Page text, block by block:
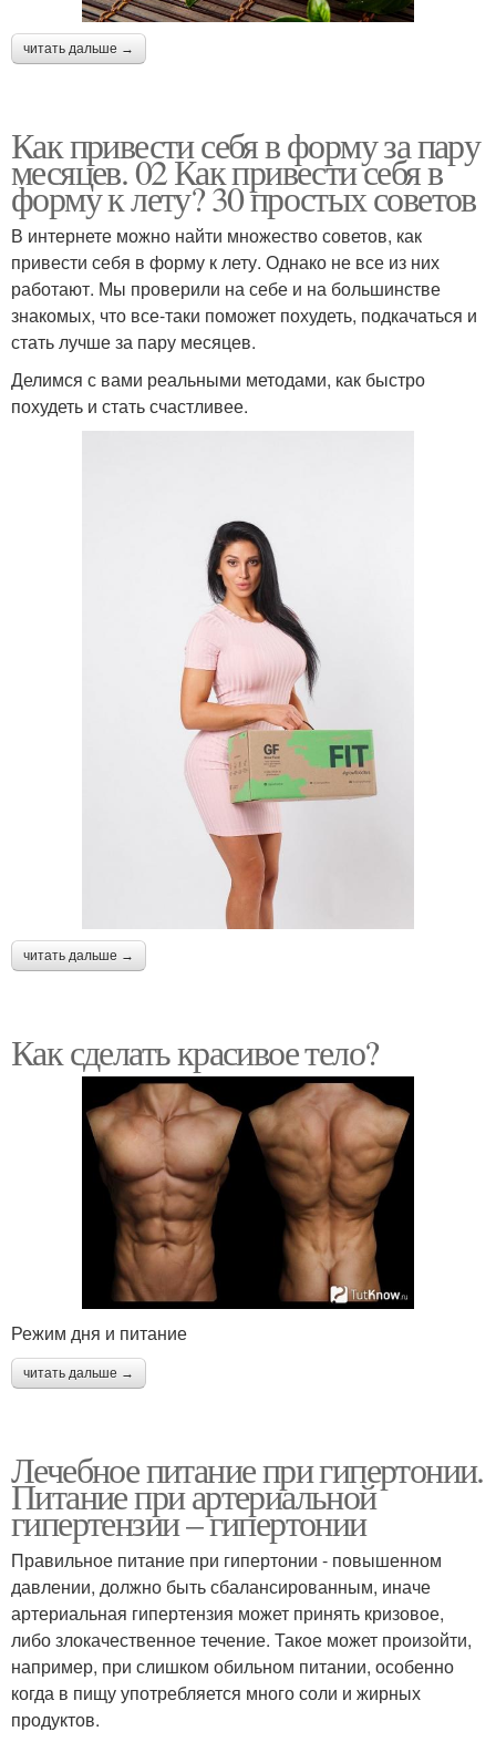
читать дальше →
Как привести себя в форму за пару
месяцев. 02 Как привести себя в
форму к лету? 30 простых советов
В интернете можно найти множество советов, как
привести себя в форму к лету. Однако не все из них
работают. Мы проверили на себе и на большинстве
знакомых, что все-таки поможет похудеть, подкачаться и
стать лучше за пару месяцев.
Делимся с вами реальными методами, как быстро
похудеть и стать счастливее.
читать дальше →
Как сделать красивое тело?
Режим дня и питание
читать дальше →
Лечебное питание при гипертонии.
Питание при артериальной
гипертензии – гипертонии
Правильное питание при гипертонии - повышенном
давлении, должно быть сбалансированным, иначе
артериальная гипертензия может принять кризовое,
либо злокачественное течение. Такое может произойти,
например, при слишком обильном питании, особенно
когда в пищу употребляется много соли и жирных
продуктов.